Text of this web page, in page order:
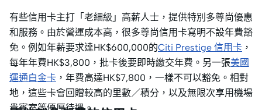
有些信用卡主打「老細級」高薪人士，提供特別多尊尚優惠
和服務。由於營運成本高，很多尊尚信用卡寫明不設年費豁
免。例如年薪要求達HK$600,000的Citi Prestige 信用卡 ，
每年年費HK$3,800，批卡後要即時繳交年費。另一張美國
運通白金卡 ，年費高達HK$7,800，一樣不可以豁免。相對
地，這些卡會回贈較高的里數／積分，以及無限次享用機場